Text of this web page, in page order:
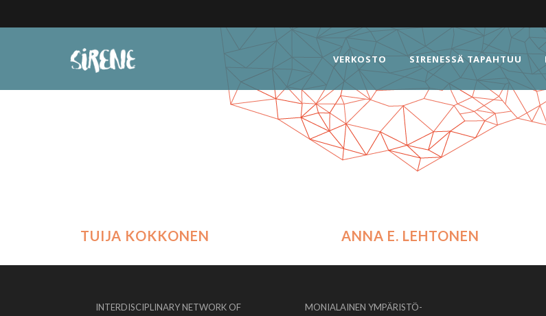
VERKOSTO SIRENESSÄ TAPAHTUU
TUIJA KOKKONEN ANNA E. LEHTONEN
INTERDISCIPLINARY NETWORK OF
MONIALAINEN YMPÄRISTÖ-